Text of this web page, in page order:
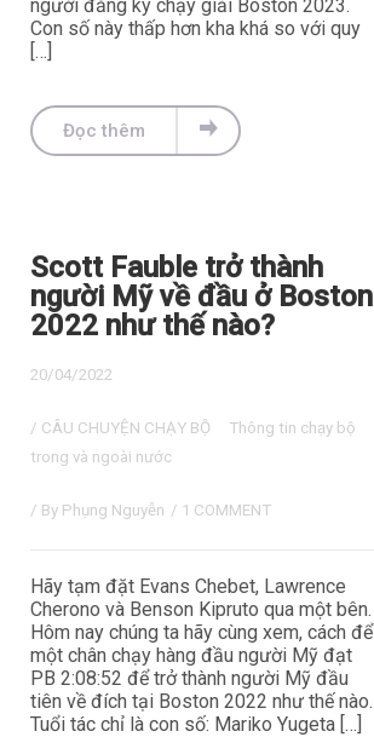
người đăng ký chạy giải Boston 2023.
Con số này thấp hơn kha khá so với quy
[…]
Đọc thêm
Scott Fauble trở thành
người Mỹ về đầu ở Boston
2022 như thế nào?
20/04/2022
/ CÂU CHUYỆN CHẠY BỘ
Thông tin chạy bộ
trong và ngoài nước
/ By Phụng Nguyễn / 1 COMMENT
Hãy tạm đặt Evans Chebet, Lawrence
Cherono và Benson Kipruto qua một bên.
Hôm nay chúng ta hãy cùng xem, cách để
một chân chạy hàng đầu người Mỹ đạt
PB 2:08:52 để trở thành người Mỹ đầu
tiên về đích tại Boston 2022 như thế nào.
Tuổi tác chỉ là con số: Mariko Yugeta […]